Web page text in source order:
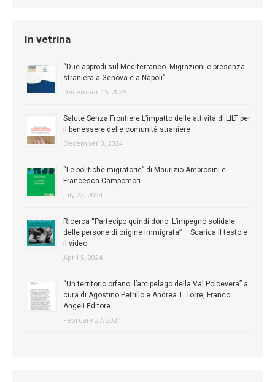
In vetrina
“Due approdi sul Mediterraneo. Migrazioni e presenza
straniera a Genova e a Napoli”
December 15, 2025
Salute Senza Frontiere L’impatto delle attività di LILT per
il benessere delle comunità straniere
December 3, 2024
“Le politiche migratorie” di Maurizio Ambrosini e
Francesca Campomori
July 22, 2024
Ricerca “Partecipo quindi dono. L’impegno solidale
delle persone di origine immigrata” – Scarica il testo e
il video
April 5, 2024
“Un territorio orfano: l’arcipelago della Val Polcevera” a
cura di Agostino Petrillo e Andrea T. Torre, Franco
Angeli Editore
February 27, 2024